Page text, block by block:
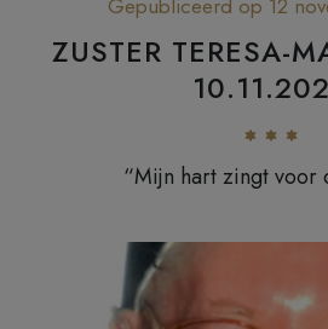
ZUSTER TERESA-
“Mijn hart zingt voor